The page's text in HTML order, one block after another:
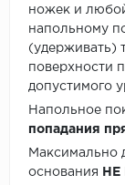
ножек и
напольному
(удерживать)
поверхности
допустимого
Напольное
попадания
Максимально
основания
НЕ